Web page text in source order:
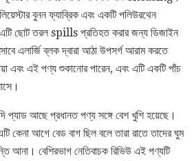
বুনন ফ্যাব্রিক এবং একটি পলিউরথেন
ছোট তরল spills প্রতিহত করার জন্য ডিজাইন
এলার্জি ব্লক দ্বারা আঠা উপসর্গ আরাম করতে
এবং এই পণ্য শুকানোর পারেন, এবং এটি একটি পাঁচ
প্যাড আছে প্রধানত পণ্য সঙ্গে বেশ খুশি হয়েছে।
এটি কেনা আগে বেড বাগ ছিল বলে তারা রাতে তাদের ঘুম
আনা। বেশিরভাগ নেতিবাচক রিভিউ এই পণ্যটি